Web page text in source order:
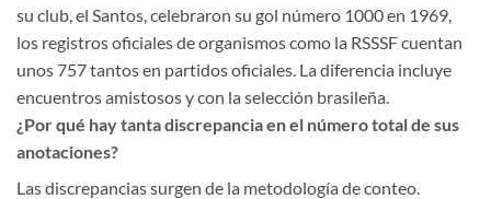
su club, el Santos, celebraron su gol número 1000 en 1969,
los registros oficiales de organismos como la RSSSF cuentan
unos 757 tantos en partidos oficiales. La diferencia incluye
encuentros amistosos y con la selección brasileña.
¿Por qué hay tanta discrepancia en el número total de sus
anotaciones?
Las discrepancias surgen de la metodología de conteo.